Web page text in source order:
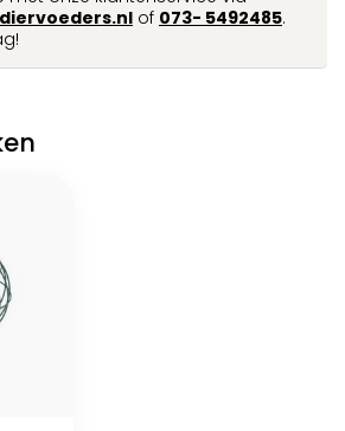
of 073- 5492485.